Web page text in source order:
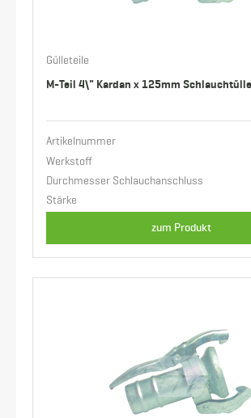
Gülleteile
M-Teil 4\" Kardan x 125mm Schlauchtülle
Artikelnummer
Werkstoff
Durchmesser Schlauchanschluss
Stärke
zum Produkt